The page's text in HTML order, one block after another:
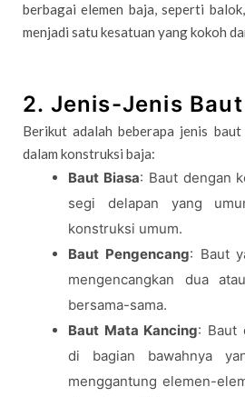
berbagai elemen baja, seperti
menjadi satu kesatuan yang kokoh
2. Jenis-Jenis Baut
Berikut adalah beberapa jenis baut
dalam konstruksi baja:
Baut Biasa: Baut dengan
segi delapan yang
konstruksi umum.
Baut Pengencang: Baut
mengencangkan dua
bersama-sama.
Baut Mata Kancing: Baut
di bagian bawahnya
menggantung elemen-